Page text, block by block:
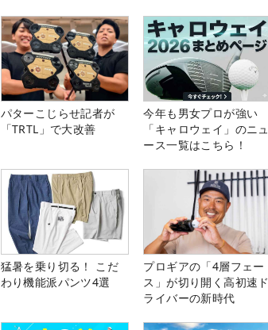
パターこじらせ記者が
「TRTL」で大改善
今年も男女プロが強い
「キャロウェイ」のニュ
ース一覧はこちら！
猛暑を乗り切る！ こだ
わり機能派パンツ4選
プロギアの「4層フェー
ス」が切り開く高初速ド
ライバーの新時代